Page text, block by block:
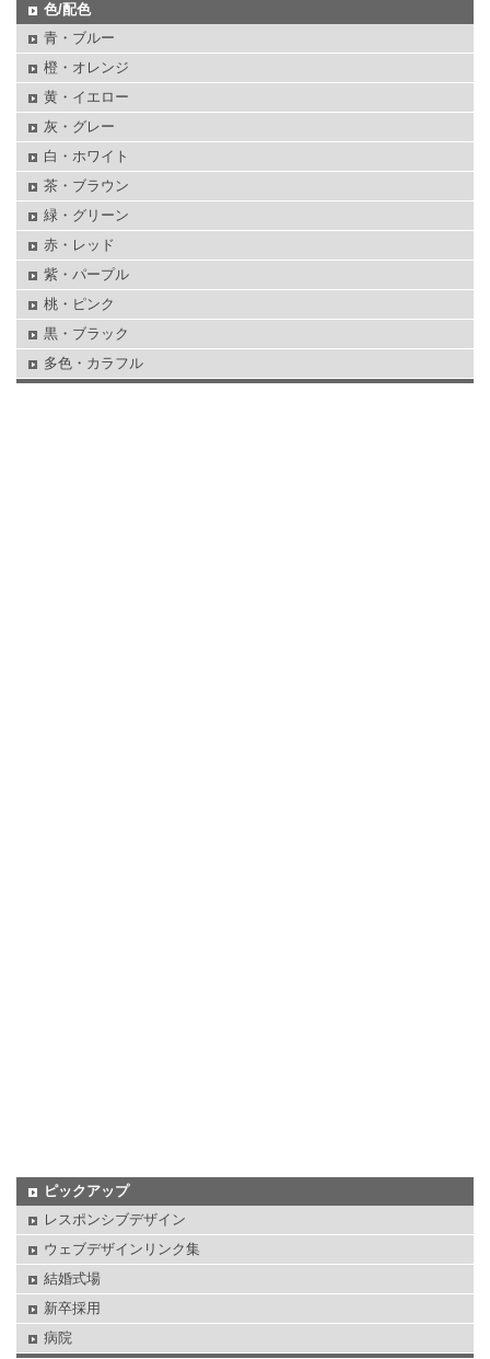
色/配色
青・ブルー
橙・オレンジ
黄・イエロー
灰・グレー
白・ホワイト
茶・ブラウン
緑・グリーン
赤・レッド
紫・パープル
桃・ピンク
黒・ブラック
多色・カラフル
ピックアップ
レスポンシブデザイン
ウェブデザインリンク集
結婚式場
新卒採用
病院